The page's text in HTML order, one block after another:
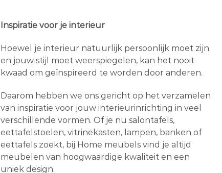
Inspiratie voor je interieur
Hoewel je interieur natuurlijk persoonlijk moet zijn
en jouw stijl moet weerspiegelen, kan het nooit
kwaad om geïnspireerd te worden door anderen.
Daarom hebben we ons gericht op het verzamelen
van inspiratie voor jouw interieurinrichting in veel
verschillende vormen. Of je nu salontafels,
eettafelstoelen, vitrinekasten, lampen, banken of
eettafels zoekt, bij Home meubels vind je altijd
meubelen van hoogwaardige kwaliteit en een
uniek design.